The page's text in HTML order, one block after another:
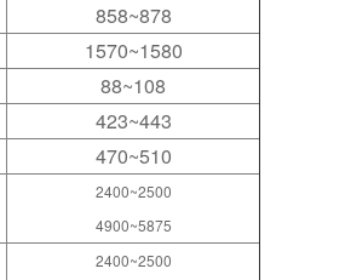
858~878
1570~1580
88~108
423~443
470~510
2400~2500
4900~5875
2400~2500